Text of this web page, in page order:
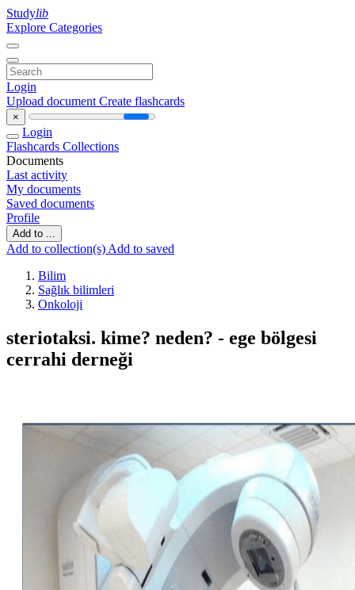
Studylib
Explore Categories
Login
Upload document Create flashcards
×
Login
Flashcards Collections
Documents
Last activity
My documents
Saved documents
Profile
Add to ...
Add to collection(s) Add to saved
Bilim
Sağlık bilimleri
Onkoloji
steriotaksi. kime? neden? - ege bölgesi
cerrahi derneği